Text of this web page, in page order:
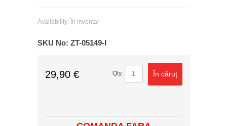
Availability: În inventar
SKU No: ZT-05149-I
29,90 € Qty: În căruţ